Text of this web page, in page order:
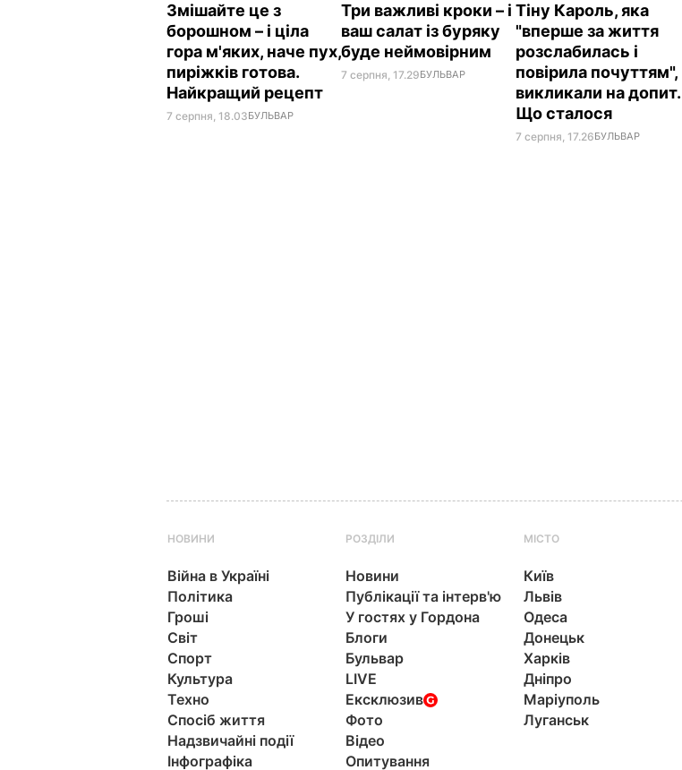
Змішайте це з
борошном – і ціла
гора м'яких, наче пух,
пиріжків готова.
Найкращий рецепт
7 серпня, 18.03БУЛЬВАР
Три важливі кроки – і
ваш салат із буряку
буде неймовірним
7 серпня, 17.29БУЛЬВАР
Тіну Кароль, яка
"вперше за життя
розслабилась і
повірила почуттям",
викликали на допит.
Що сталося
7 серпня, 17.26БУЛЬВАР
НОВИНИ
Війна в Україні
Політика
Гроші
Світ
Спорт
Культура
Техно
Спосіб життя
Надзвичайні події
Інфографіка
РОЗДІЛИ
Новини
Публікації та інтерв'ю
У гостях у Гордона
Блоги
Бульвар
LIVE
Ексклюзив
Фото
Відео
Опитування
МІСТО
Київ
Львів
Одеса
Донецьк
Харків
Дніпро
Маріуполь
Луганськ